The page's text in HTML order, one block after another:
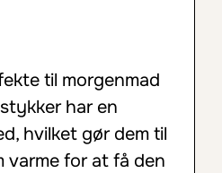
til morgenmad
har en
hvilket gør dem til
varme for at få den